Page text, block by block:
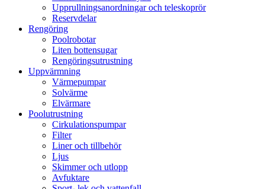
Upprullningsanordningar och teleskoprör
Reservdelar
Rengöring
Poolrobotar
Liten bottensugar
Rengöringsutrustning
Uppvärmning
Värmepumpar
Solvärme
Elvärmare
Poolutrustning
Cirkulationspumpar
Filter
Liner och tillbehör
Ljus
Skimmer och utlopp
Avfuktare